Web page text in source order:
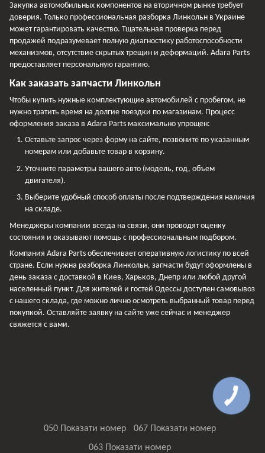
Закупка автомобильных компонентов на вторичном рынке требует
доверия. Только профессиональная разборка Линкольн в Украине
может гарантировать качество. Тщательная проверка перед
продажей подразумевает полную диагностику работоспособности
механизмов, отсутствие скрытых трещин и деформаций. Adara Parts
предоставляет персональную гарантию.
Как заказать запчасти Линкольн
Чтобы купить нужные комплектующие автомобилей с пробегом, не
нужно тратить время на долгие поездки по магазинам. Процесс
оформления заказа в Adara Parts максимально упрощен:
Оставьте запрос через форму на сайте, позвоните по указанным
номерам или добавьте товар в корзину.
Уточните параметры вашего авто (модель, год, объем
двигателя).
Выберите удобный способ оплаты после подтверждения наличия
на складе.
Менеджеры компании всегда на связи, они проводят оценку
состояния и оказывают помощь с профессиональным подбором.
Компания Adara Parts обеспечивает оперативную логистику по всей
стране. Если нужна разборка Линкольн, запчасти будут оформлены в
день заказа с доставкой в Киев, Харьков, Днепр или любой другой
населенный пункт. Для жителей и гостей Одессы доступен самовывоз
с нашего склада, где можно лично осмотреть выбранный товар перед
покупкой. Оставляйте заявку на сайте уже сейчас и менеджер
свяжется с вами.
050 Показати номер
067 Показати номер
063 Показати номер